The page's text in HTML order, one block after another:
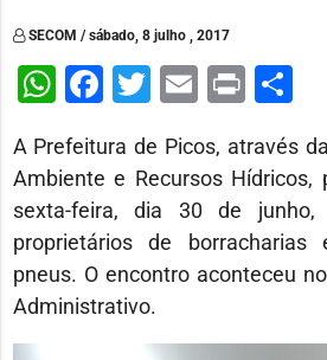
SECOM / sábado, 8 julho , 2017
WhatsApp
Facebook
Twitter
Email
Print
A Prefeitura de Picos, através
Ambiente e Recursos Hídricos,
sexta-feira, dia 30 de
proprietários de borracharias
pneus. O encontro aconteceu
Administrativo.